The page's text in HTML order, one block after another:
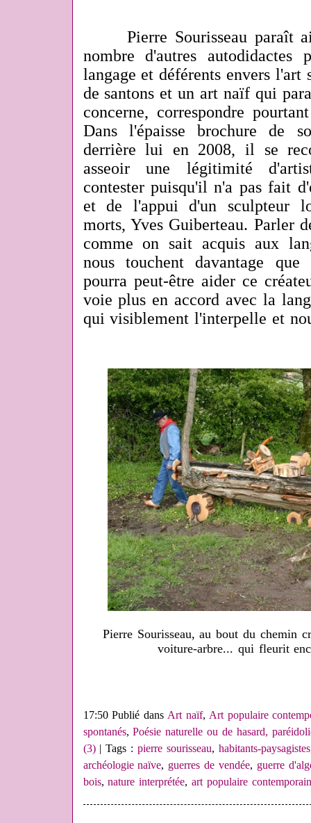
Pierre Sourisseau paraît
nombre d'autres
langage et déférents envers l'art
de santons et un art naïf qui
concerne, correspondre
Dans l'épaisse brochure de
derrière lui en 2008, il se
asseoir une légitimité
contester puisqu'il n'a pas fait
et de l'appui d'un sculpteur
morts, Yves Guiberteau. Parler
comme on sait acquis aux
nous touchent davantage que
pourra peut-être aider ce
voie plus en accord avec la
qui visiblement l'interpelle et
Pierre Sourisseau, au bout du chemin
voiture-arbre... qui fleurit
17:50 Publié dansArt naïf, Art populaire
spontanés,Poésie naturelle ou de hasard,
(3)| Tags : pierre sourisseau, habitants-paysagistes
archéologie naïve, guerres de vendée, guerre
bois,nature interprétée,art populaire contemporain